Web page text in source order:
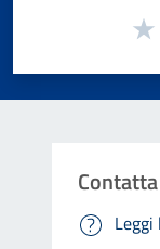
Valuta da 1 a 5